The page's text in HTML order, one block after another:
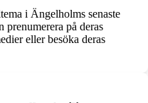
i Ängelholms senaste
prenumerera på deras
eller besöka deras